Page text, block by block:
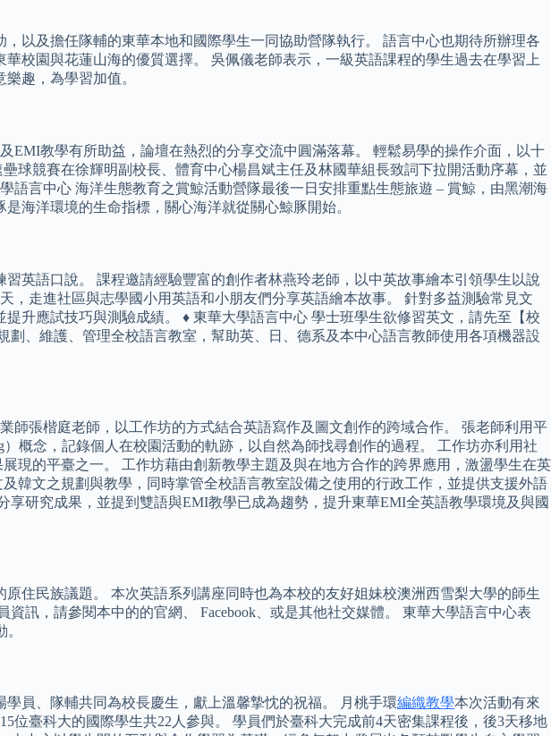
以及擔任隊輔的東華本地和國際學生一同協助營隊執行。 語言中心也期待所辦理各
校園與花蓮山海的優質選擇。 吳佩儀老師表示，一級英語課程的學生過去在學習上
趣，為學習加值。
EMI教學有所助益，論壇在熱烈的分享交流中圓滿落幕。 輕鬆易學的操作介面，以十
球競賽在徐輝明副校長、體育中心楊昌斌主任及林國華組長致詞下拉開活動序幕，並
語言中心 海洋生態教育之賞鯨活動營隊最後一日安排重點生態旅遊 – 賞鯨，由黑潮海
海洋環境的生命指標，關心海洋就從關心鯨豚開始。
英語口說。 課程邀請經驗豐富的創作者林燕玲老師，以中英故事繪本引領學生以說
，走進社區與志學國小用英語和小朋友們分享英語繪本故事。 針對多益測驗常見文
升應試技巧與測驗成績。 ♦ 東華大學語言中心 學士班學生欲修習英文，請先至【校
、維護、管理全校語言教室，幫助英、日、德系及本中心語言教師使用各項機器設
師張楷庭老師，以工作坊的方式結合英語寫作及圖文創作的跨域合作。 張老師利用平
概念，記錄個人在校園活動的軌跡，以自然為師找尋創作的過程。 工作坊亦利用社
現的平臺之一。 工作坊藉由創新教學主題及與在地方合作的跨界應用，激盪學生在英
韓文之規劃與教學，同時掌管全校語言教室設備之使用的行政工作，並提供支援外語
研究成果，並提到雙語與EMI教學已成為趨勢，提升東華EMI全英語教學環境及與國
住民族議題。 本次英語系列講座同時也為本校的友好姐妹校澳洲西雪梨大學的師生
資訊，請參閱本中的的官網、 Facebook、或是其他社交媒體。 東華大學語言中心表
員、隊輔共同為校長慶生，獻上溫馨摯忱的祝福。 月桃手環編織教學本次活動有來
臺科大的國際學生共22人參與。 學員們於臺科大完成前4天密集課程後，後3天移地